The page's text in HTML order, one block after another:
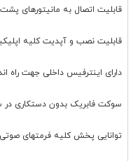
قابلیت اتصال به مانیتورهای
قابلیت نصب و آپدیت کلیه
دارای اینترفیس داخلی جهت راه
سوکت فابریک بدون دستکاری
توانایی پخش کلیه فرمتهای